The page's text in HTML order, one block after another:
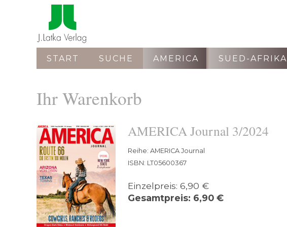
START SUCHE AMERICA SUED-AFRIKA
Ihr Warenkorb
AMERICA Journal 3/2024
Reihe: AMERICA Journal
ISBN: LT05600367
Einzelpreis: 6,90 €
Gesamtpreis: 6,90 €